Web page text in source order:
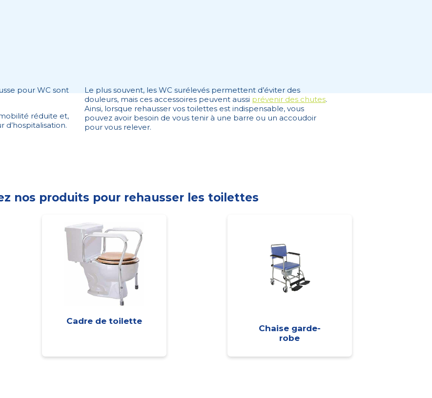
pour WC sont
réduite et,
Le plus souvent, les WC surélevés permettent d’éviter des
douleurs, mais ces accessoires peuvent aussi prévenir des chutes.
Ainsi, lorsque rehausser vos toilettes est indispensable, vous
pouvez avoir besoin de vous tenir à une barre ou un accoudoir
pour vous relever.
nos produits pour rehausser les toilettes
Cadre de toilette
Chaise garde-
robe